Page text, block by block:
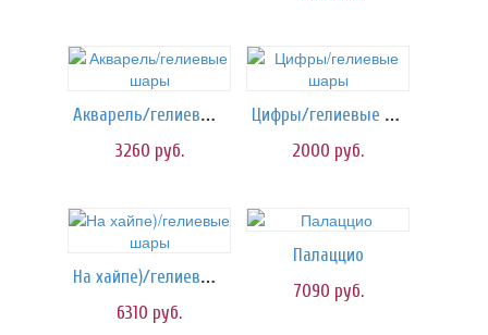
Акварель/гелиевые шары
3260 руб.
Цифры/гелиевые шары
2000 руб.
На хайпе)/гелиевые шары
6310 руб.
Палаццио
7090 руб.